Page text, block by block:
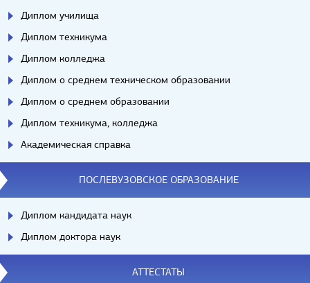
Диплом училища
Диплом техникума
Диплом колледжа
Диплом о среднем техническом образовании
Диплом о среднем образовании
Диплом техникума, колледжа
Академическая справка
ПОСЛЕВУЗОВСКОЕ ОБРАЗОВАНИЕ
Диплом кандидата наук
Диплом доктора наук
АТТЕСТАТЫ